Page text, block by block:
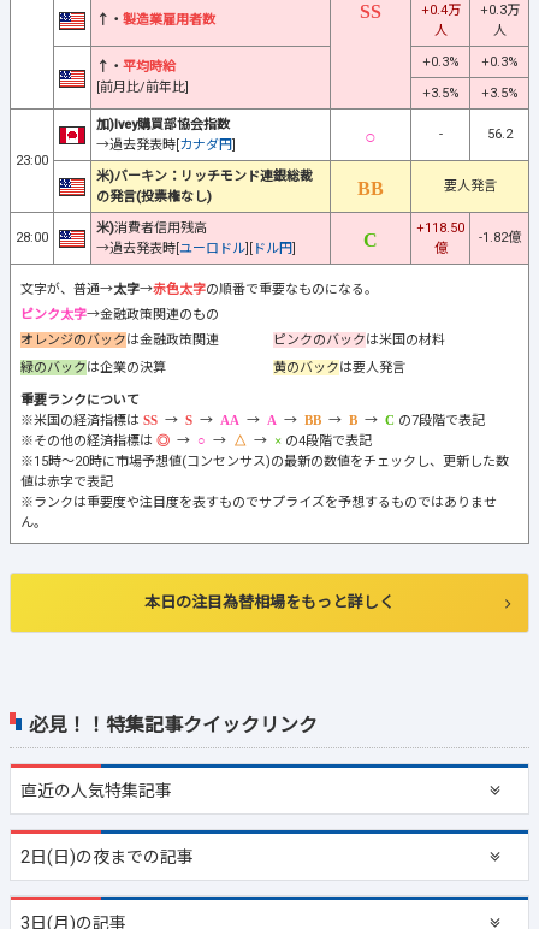
必見！！特集記事クイックリンク
直近の人気特集記事
2日(日)の夜までの記事
3日(月)の記事
↑・ 製造業雇用者数
+0.4万
人
+0.3万
人
↑・ 平均時給
[前月比/前年比]
+0.3%
+0.3%
+3.5%
+3.5%
23:00
加)Ivey購買部協会指数
→過去発表時[カナダ円]
- 56.2
米)バーキン：リッチモンド連銀総裁
の発言(投票権なし)
要人発言
28:00
米)消費者信用残高
→過去発表時[ユーロドル][ ドル円]
+118.50
億
-1.82億
文字が、普通→太字→赤色太字の順番で重要なものになる。
ピンク太字→金融政策関連のもの
オレンジのバックは金融政策関連 ピンクのバックは米国の材料
緑のバックは企業の決算 黄のバックは要人発言
重要ランクについて
※米国の経済指標は
→ → → → → →
の7段階で表記
※その他の経済指標は
→ → →
の4段階で表記
※15時～20時に市場予想値(コンセンサス)の最新の数値をチェックし、更新した数
値は赤字で表記
※ランクは重要度や注目度を表すものでサプライズを予想するものではありませ
ん。
本日の注目為替相場をもっと詳しく